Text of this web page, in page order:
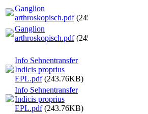
Ganglion
arthroskopisch.pdf(245.31KB)
Ganglion
arthroskopisch.pdf(245.31KB)
Info Sehnentransfer
Indicis proprius
EPL.pdf(243.76KB)
Info Sehnentransfer
Indicis proprius
EPL.pdf(243.76KB)